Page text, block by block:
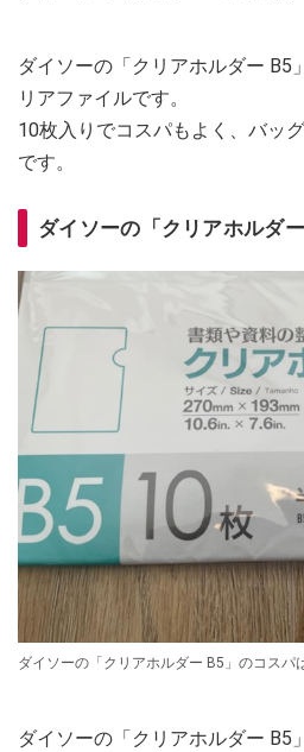
ダイソーの「クリアホルダー B5
リアファイルです。
10枚入りでコスパもよく、バッ
です。
ダイソーの「クリアホルダ
ダイソーの「クリアホルダー B5」のコスパ
ダイソーの「クリアホルダー B5